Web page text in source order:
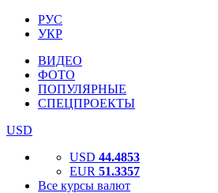
РУС
УКР
ВИДЕО
ФОТО
ПОПУЛЯРНЫЕ
СПЕЦПРОЕКТЫ
USD
USD 44.4853
EUR 51.3357
Все курсы валют